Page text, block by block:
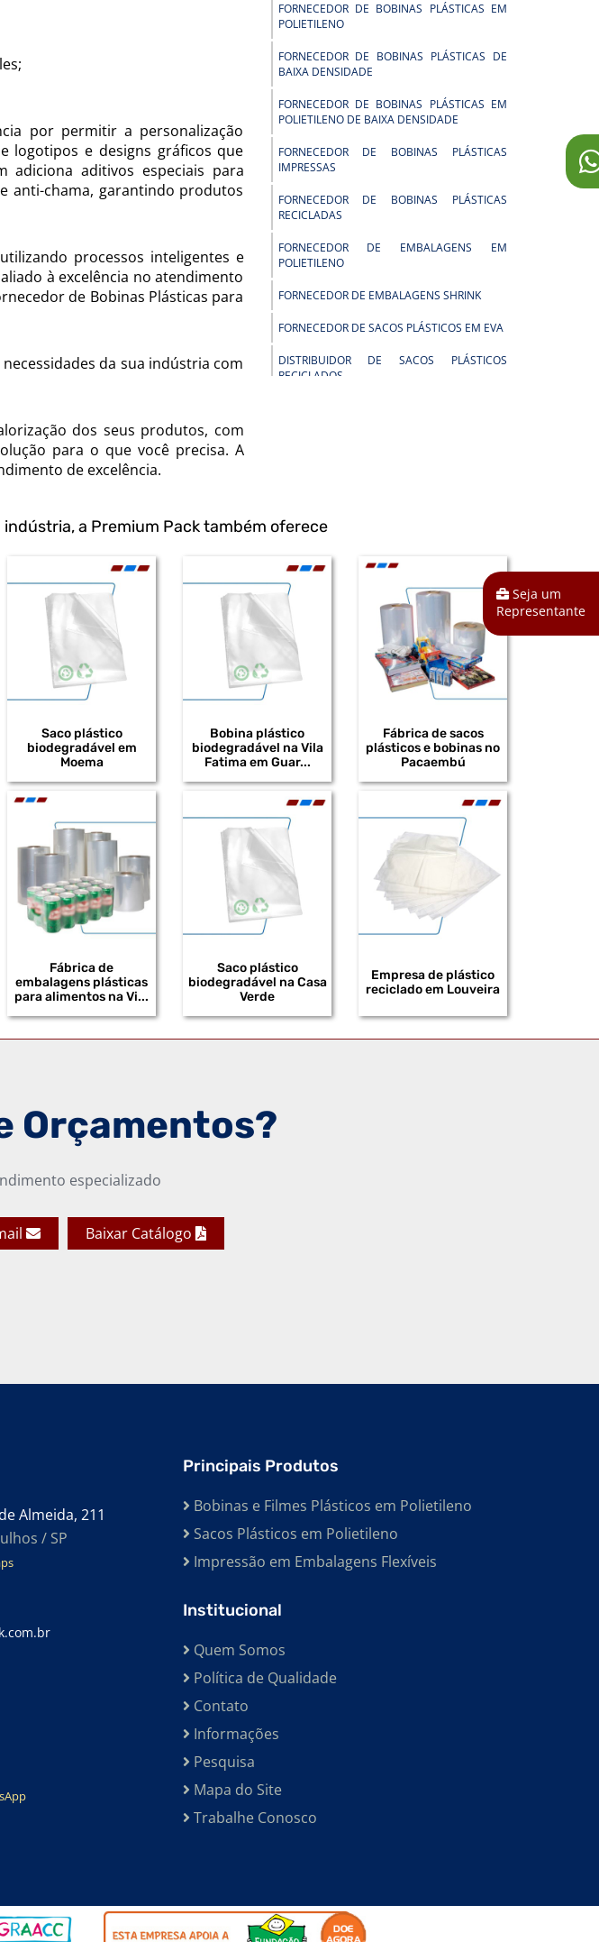
Seja um
Representante
por permitir a personalização
logotipos e designs gráficos que
adiciona aditivos especiais para
anti-chama, garantindo produtos
processos inteligentes e
à excelência no atendimento
de Bobinas Plásticas para
da sua indústria com
dos seus produtos, com
para o que você precisa. A
de excelência.
FORNECEDOR DE BOBINAS PLÁSTICAS EM
POLIETILENO
FORNECEDOR DE BOBINAS PLÁSTICAS DE
BAIXA DENSIDADE
FORNECEDOR DE BOBINAS PLÁSTICAS EM
POLIETILENO DE BAIXA DENSIDADE
FORNECEDOR DE BOBINAS PLÁSTICAS
IMPRESSAS
FORNECEDOR DE BOBINAS PLÁSTICAS
RECICLADAS
FORNECEDOR DE EMBALAGENS EM
POLIETILENO
FORNECEDOR DE EMBALAGENS SHRINK
FORNECEDOR DE SACOS PLÁSTICOS EM EVA
DISTRIBUIDOR DE SACOS PLÁSTICOS
RECICLADOS
DISTRIBUIDOR DE SACOS EM POLIETILENO
DE ALTA DENSIDADE
DISTRIBUIDOR DE SACOS PLÁSTICOS EM
POLIETILENO DE ALTA DENSIDADE
DISTRIBUIDOR DE SACOS PEAD
DISTRIBUIDOR DE SACOS PLÁSTICOS
INFECTANTE
DISTRIBUIDOR DE BOBINAS PLÁSTICAS EM
DISTRIBUIDOR DE BOBINAS PLÁSTICAS DE
BAIXA DENSIDADE
DISTRIBUIDOR DE BOBINAS PLÁSTICAS EM
POLIETILENO DE BAIXA DENSIDADE
DISTRIBUIDOR DE BOBINAS PLÁSTICAS
IMPRESSAS
DISTRIBUIDOR DE BOBINAS PLÁSTICAS
RECICLADAS
DISTRIBUIDOR DE EMBALAGENS EM
DISTRIBUIDOR DE EMBALAGENS SHRINK
DISTRIBUIDOR DE SACOS PLÁSTICOS EM EVA
FABRICANTE DE BOBINAS PLÁSTICAS EM
FABRICANTE DE BOBINAS PLÁSTICAS
IMPRESSAS
FABRICANTE DE BOBINAS PLÁSTICAS
FABRICANTE DE EMBALAGENS SHRINK
EMBALAGEM PEAD
DENSIDADE
SACO PARA LIXO INFECTANTE
a Premium Pack também oferece
Saco plástico
biodegradável em
Moema
Bobina plástico
biodegradável na Vila
Fatima em Guar...
Fábrica de sacos
plásticos e bobinas no
Pacaembú
Fábrica de
embalagens plásticas
para alimentos na Vi...
Saco plástico
biodegradável na Casa
Verde
Empresa de plástico
reciclado em Louveira
Orçamentos?
especializado
Baixar Catálogo
Almeida, 211
/ SP
Principais Produtos
Bobinas e Filmes Plásticos em Polietileno
Sacos Plásticos em Polietileno
Impressão em Embalagens Flexíveis
Institucional
Quem Somos
Política de Qualidade
Contato
Informações
Pesquisa
Mapa do Site
Trabalhe Conosco